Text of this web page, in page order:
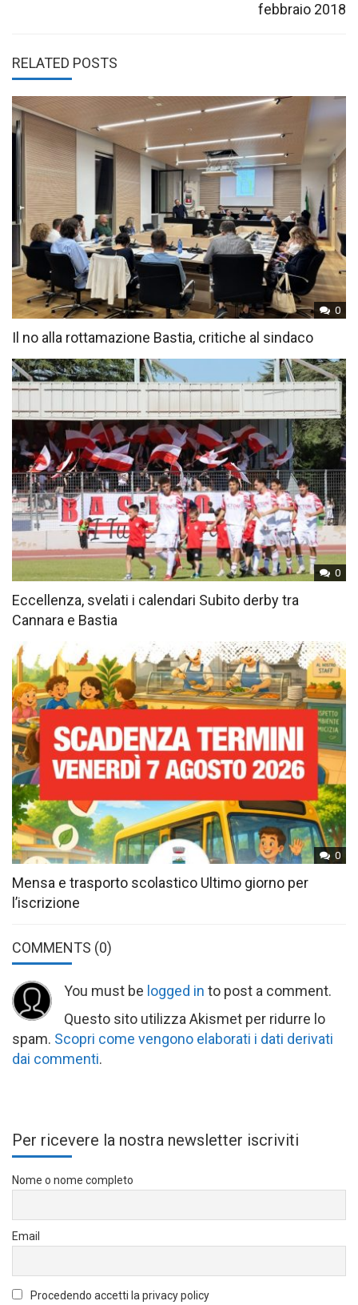
febbraio 2018
RELATED POSTS
0
Il no alla rottamazione Bastia, critiche al sindaco
0
Eccellenza, svelati i calendari Subito derby tra
Cannara e Bastia
0
Mensa e trasporto scolastico Ultimo giorno per
l’iscrizione
COMMENTS (0)
You must be logged in to post a comment.
Questo sito utilizza Akismet per ridurre lo
spam. Scopri come vengono elaborati i dati derivati
dai commenti.
Per ricevere la nostra newsletter iscriviti
Nome o nome completo
Email
Procedendo accetti la privacy policy